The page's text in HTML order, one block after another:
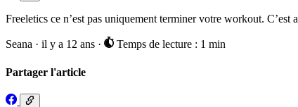
Freeletics ce n’est pas uniquement terminer votre workout. C’est
Seana · il y a 12 ans · Temps de lecture : 1 min
Partager l'article